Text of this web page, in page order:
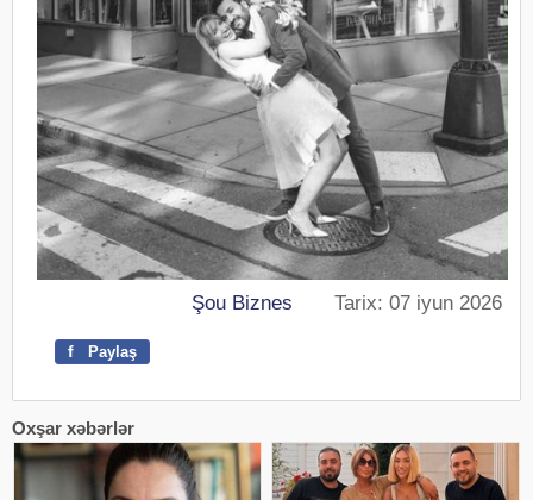
Şou Biznes Tarix: 07 iyun 2026
f Paylaş
Oxşar xəbərlər